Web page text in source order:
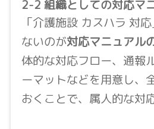
2-2 組織としての対応マ
「介護施設 カスハラ 対
ないのが対応マニュアル
体的な対応フロー、通報
ーマットなどを用意し、
おくことで、属人的な対